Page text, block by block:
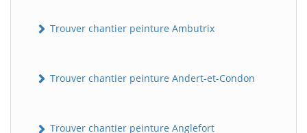
Trouver chantier peinture Ambutrix
Trouver chantier peinture Andert-et-Condon
Trouver chantier peinture Anglefort